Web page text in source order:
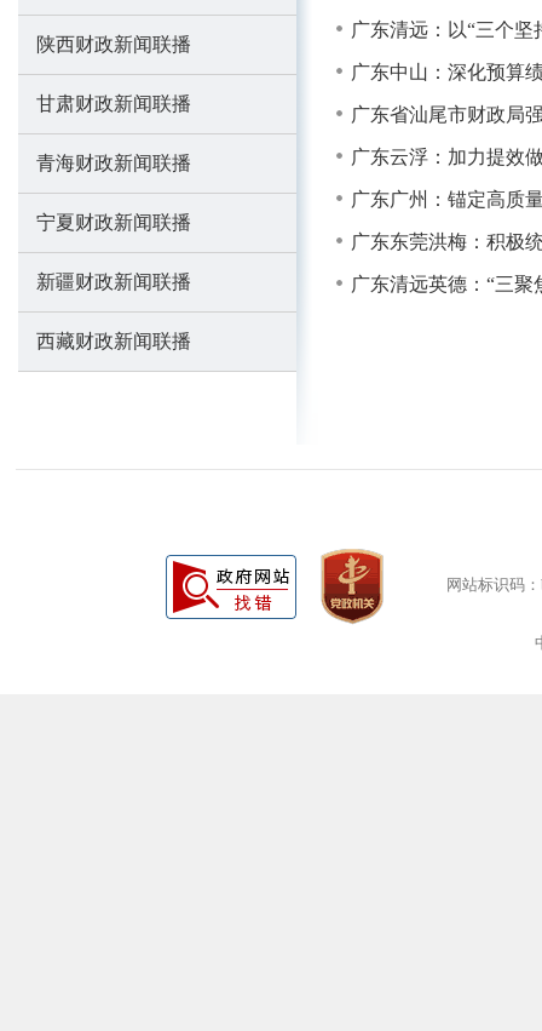
陕西财政新闻联播
甘肃财政新闻联播
青海财政新闻联播
宁夏财政新闻联播
新疆财政新闻联播
西藏财政新闻联播
广东清远：以“三个
广东中山：深化预算
广东省汕尾市财政局
广东云浮：加力提效
广东广州：锚定高质
广东东莞洪梅：积极
广东清远英德：“三
网站标识码